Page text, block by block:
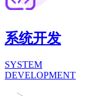
系统开发
SYSTEM
DEVELOPMENT